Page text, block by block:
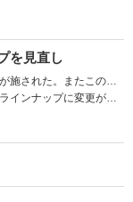
を見直し
フロントマスクを中心にエクステリアデザインの変更が施された。またこの変更を機に、多彩なインテリアチョイスが魅力で5LのV8エンジンを搭載したXKポートフォリオコンバーチブルに集約された。(2011.11)
更が加えられた(2012.6）